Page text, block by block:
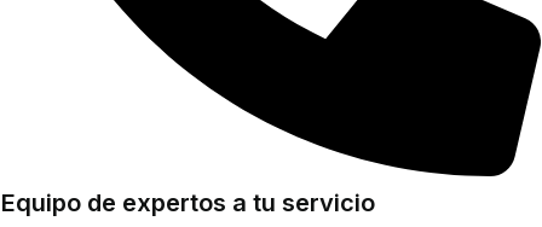
Equipo de expertos a tu servicio